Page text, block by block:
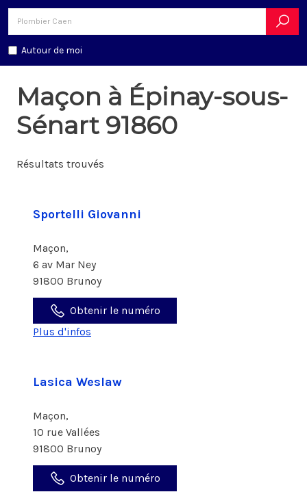
Autour de moi
Maçon à Épinay-sous-
Sénart 91860
Résultats trouvés
Sportelli Giovanni
Maçon,
6 av Mar Ney
91800 Brunoy
Obtenir le numéro
Plus d'infos
Lasica Weslaw
Maçon,
10 rue Vallées
91800 Brunoy
Obtenir le numéro